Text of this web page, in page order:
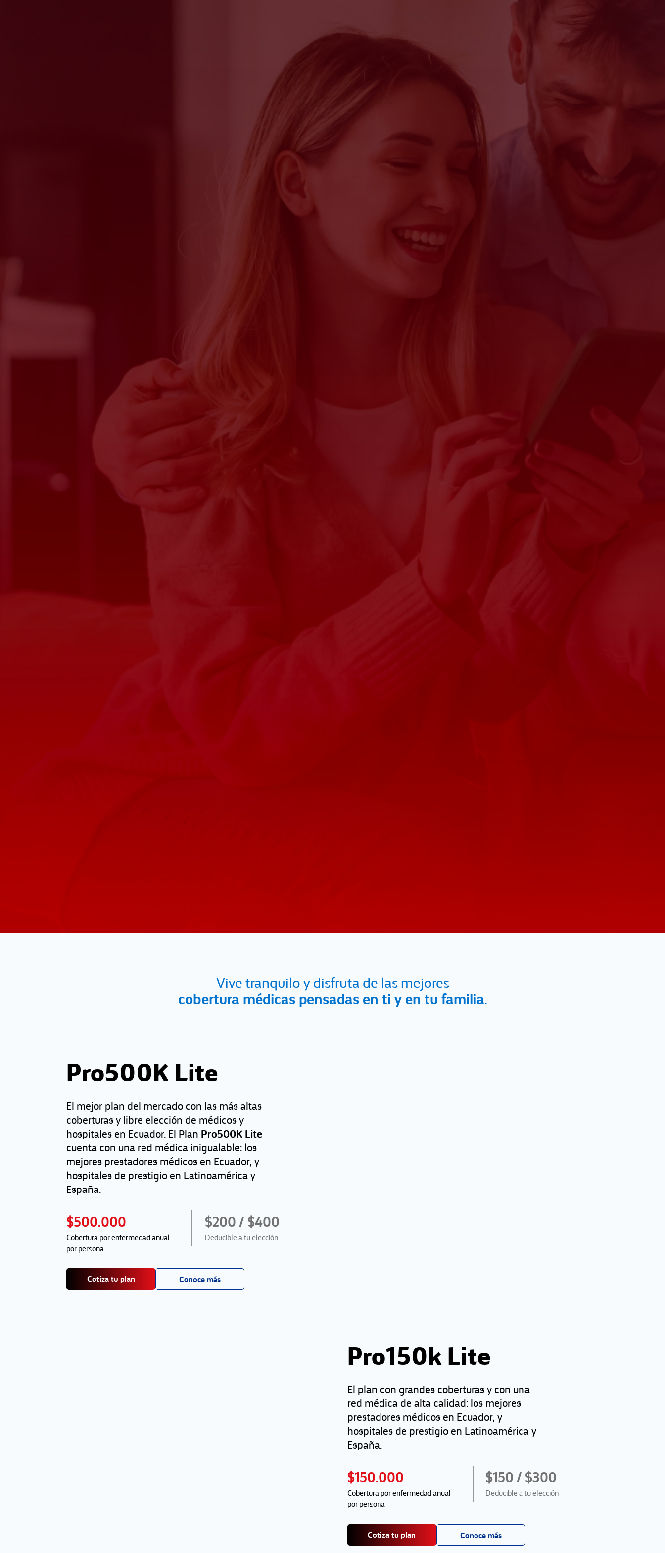
Vive tranquilo y disfruta de las mejores
cobertura médicas pensadas en ti y en tu familia.
Pro500K Lite
El mejor plan del mercado con las más altas
coberturas y libre elección de médicos y
hospitales en Ecuador. El Plan Pro500K Lite
cuenta con una red médica inigualable: los
mejores prestadores médicos en Ecuador, y
hospitales de prestigio en Latinoamérica y
España.
$500.000
Cobertura por enfermedad anual
por persona
$200 / $400
Deducible a tu elección
Cotiza tu plan Conoce más
Pro150k Lite
El plan con grandes coberturas y con una
red médica de alta calidad: los mejores
prestadores médicos en Ecuador, y
hospitales de prestigio en Latinoamérica y
España.
$150.000
Cobertura por enfermedad anual
por persona
$150 / $300
Deducible a tu elección
Cotiza tu plan Conoce más